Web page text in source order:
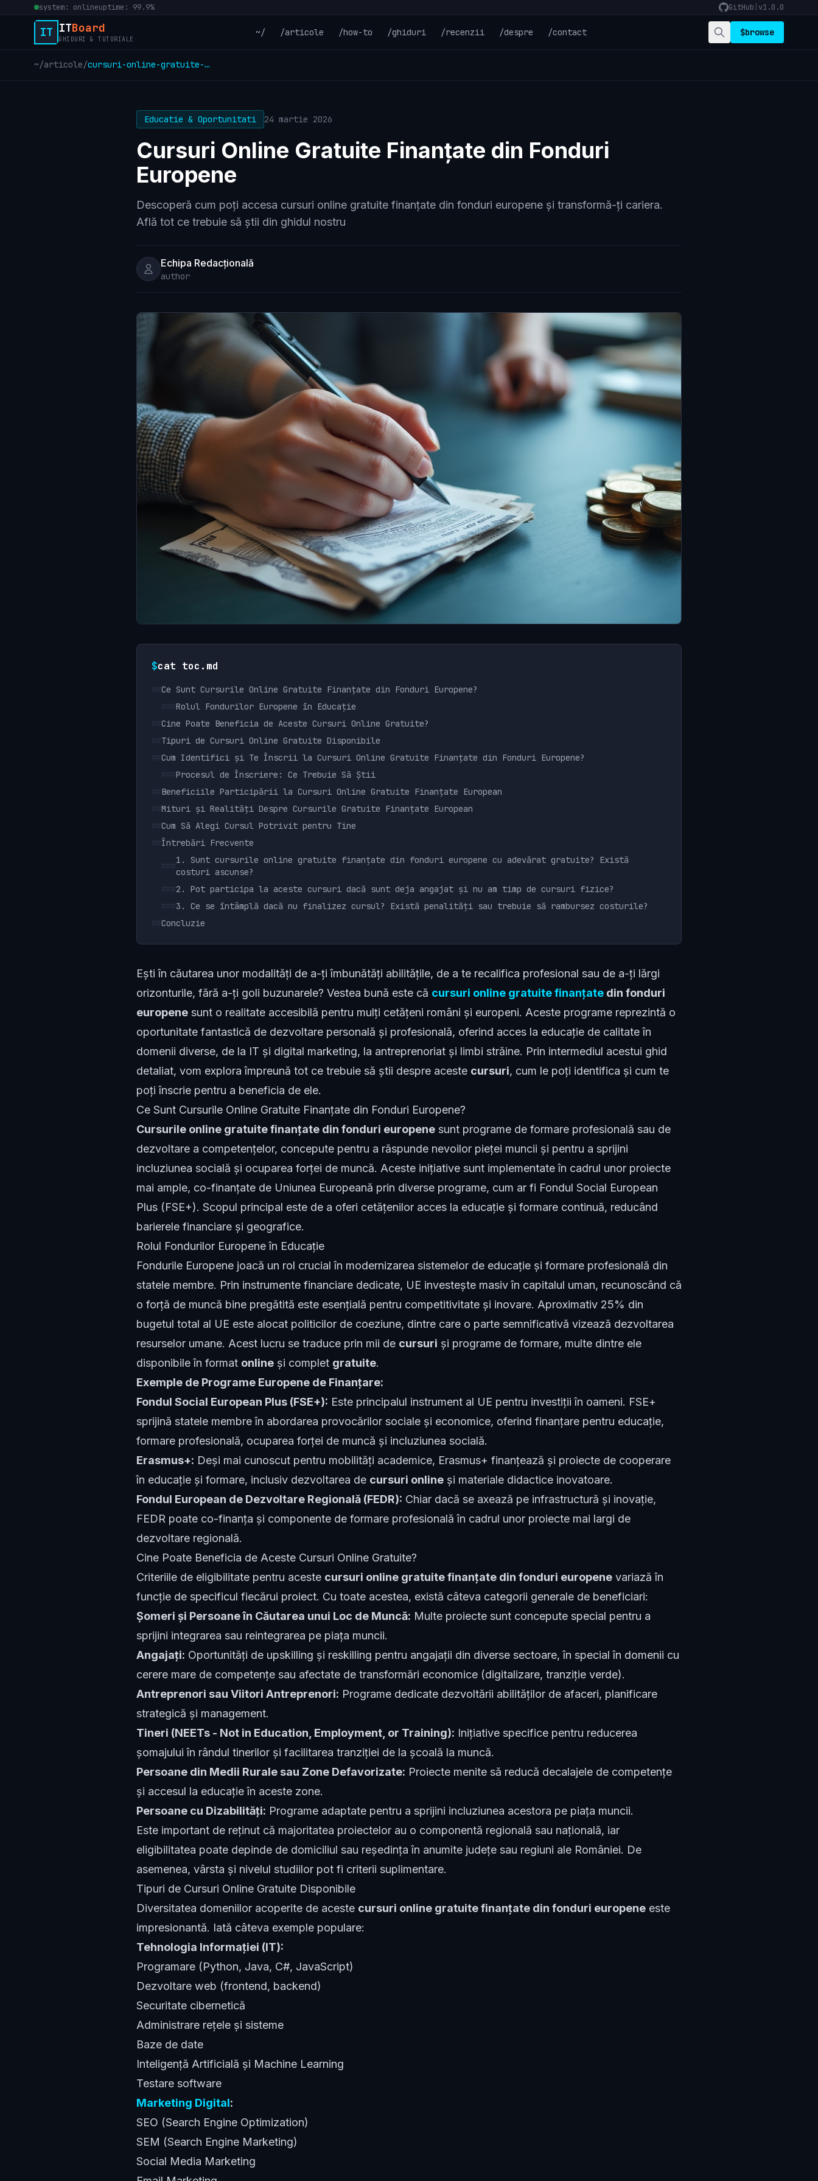
system: onlineuptime: 99.9% GitHub v1.0.0
IT ITBoard
GHIDURI & TUTORIALE
~/ /articole /how-to /ghiduri /recenzii /despre /contact $browse
~/articole/ cursuri-online-gratuite-finantate-din-fonduri-europene-ghid-complet
Educatie & Oportunitati 24 martie 2026
Cursuri Online Gratuite Finanțate din Fonduri
Europene
Descoperă cum poți accesa cursuri online gratuite finanțate din fonduri europene și transformă-ți cariera.
Află tot ce trebuie să știi din ghidul nostru
Echipa Redacțională
author
$cat toc.md
Ce Sunt Cursurile Online Gratuite Finanțate din Fonduri Europene?
Rolul Fondurilor Europene în Educație
Cine Poate Beneficia de Aceste Cursuri Online Gratuite?
Tipuri de Cursuri Online Gratuite Disponibile
Cum Identifici și Te Înscrii la Cursuri Online Gratuite Finanțate din Fonduri Europene?
Procesul de Înscriere: Ce Trebuie Să Știi
Beneficiile Participării la Cursuri Online Gratuite Finanțate European
Mituri și Realități Despre Cursurile Gratuite Finanțate European
Cum Să Alegi Cursul Potrivit pentru Tine
Întrebări Frecvente
1. Sunt cursurile online gratuite finanțate din fonduri europene cu adevărat gratuite? Există
costuri ascunse?
2. Pot participa la aceste cursuri dacă sunt deja angajat și nu am timp de cursuri fizice?
3. Ce se întâmplă dacă nu finalizez cursul? Există penalități sau trebuie să rambursez costurile?
Concluzie
Ești în căutarea unor modalități de a-ți îmbunătăți abilitățile, de a te recalifica profesional sau de a-ți lărgi
orizonturile, fără a-ți goli buzunarele? Vestea bună este că cursuri online gratuite finanțate din fonduri
europene sunt o realitate accesibilă pentru mulți cetățeni români și europeni. Aceste programe reprezintă o
oportunitate fantastică de dezvoltare personală și profesională, oferind acces la educație de calitate în
domenii diverse, de la IT și digital marketing, la antreprenoriat și limbi străine. Prin intermediul acestui ghid
detaliat, vom explora împreună tot ce trebuie să știi despre aceste cursuri, cum le poți identifica și cum te
poți înscrie pentru a beneficia de ele.
Ce Sunt Cursurile Online Gratuite Finanțate din Fonduri Europene?
Cursurile online gratuite finanțate din fonduri europene sunt programe de formare profesională sau de
dezvoltare a competențelor, concepute pentru a răspunde nevoilor pieței muncii și pentru a sprijini
incluziunea socială și ocuparea forței de muncă. Aceste inițiative sunt implementate în cadrul unor proiecte
mai ample, co-finanțate de Uniunea Europeană prin diverse programe, cum ar fi Fondul Social European
Plus (FSE+). Scopul principal este de a oferi cetățenilor acces la educație și formare continuă, reducând
barierele financiare și geografice.
Rolul Fondurilor Europene în Educație
Fondurile Europene joacă un rol crucial în modernizarea sistemelor de educație și formare profesională din
statele membre. Prin instrumente financiare dedicate, UE investește masiv în capitalul uman, recunoscând că
o forță de muncă bine pregătită este esențială pentru competitivitate și inovare. Aproximativ 25% din
bugetul total al UE este alocat politicilor de coeziune, dintre care o parte semnificativă vizează dezvoltarea
resurselor umane. Acest lucru se traduce prin mii de cursuri și programe de formare, multe dintre ele
disponibile în format online și complet gratuite.
Exemple de Programe Europene de Finanțare:
Fondul Social European Plus (FSE+): Este principalul instrument al UE pentru investiții în oameni. FSE+
sprijină statele membre în abordarea provocărilor sociale și economice, oferind finanțare pentru educație,
formare profesională, ocuparea forței de muncă și incluziunea socială.
Erasmus+: Deși mai cunoscut pentru mobilități academice, Erasmus+ finanțează și proiecte de cooperare
în educație și formare, inclusiv dezvoltarea de cursuri online și materiale didactice inovatoare.
Fondul European de Dezvoltare Regională (FEDR): Chiar dacă se axează pe infrastructură și inovație,
FEDR poate co-finanța și componente de formare profesională în cadrul unor proiecte mai largi de
dezvoltare regională.
Cine Poate Beneficia de Aceste Cursuri Online Gratuite?
Criteriile de eligibilitate pentru aceste cursuri online gratuite finanțate din fonduri europene variază în
funcție de specificul fiecărui proiect. Cu toate acestea, există câteva categorii generale de beneficiari:
Șomeri și Persoane în Căutarea unui Loc de Muncă: Multe proiecte sunt concepute special pentru a
sprijini integrarea sau reintegrarea pe piața muncii.
Angajați: Oportunități de upskilling și reskilling pentru angajații din diverse sectoare, în special în domenii cu
cerere mare de competențe sau afectate de transformări economice (digitalizare, tranziție verde).
Antreprenori sau Viitori Antreprenori: Programe dedicate dezvoltării abilităților de afaceri, planificare
strategică și management.
Tineri (NEETs - Not in Education, Employment, or Training): Inițiative specifice pentru reducerea
șomajului în rândul tinerilor și facilitarea tranziției de la școală la muncă.
Persoane din Medii Rurale sau Zone Defavorizate: Proiecte menite să reducă decalajele de competențe
și accesul la educație în aceste zone.
Persoane cu Dizabilități: Programe adaptate pentru a sprijini incluziunea acestora pe piața muncii.
Este important de reținut că majoritatea proiectelor au o componentă regională sau națională, iar
eligibilitatea poate depinde de domiciliul sau reședința în anumite județe sau regiuni ale României. De
asemenea, vârsta și nivelul studiilor pot fi criterii suplimentare.
Tipuri de Cursuri Online Gratuite Disponibile
Diversitatea domeniilor acoperite de aceste cursuri online gratuite finanțate din fonduri europene este
impresionantă. Iată câteva exemple populare:
Tehnologia Informației (IT):
Programare (Python, Java, C#, JavaScript)
Dezvoltare web (frontend, backend)
Securitate cibernetică
Administrare rețele și sisteme
Baze de date
Inteligență Artificială și Machine Learning
Testare software
Marketing Digital:
SEO (Search Engine Optimization)
SEM (Search Engine Marketing)
Social Media Marketing